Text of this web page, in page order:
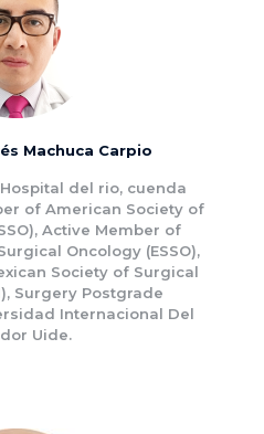
Machuca Carpio
del rio, cuenda
of American Society of
Active Member of
Oncology (ESSO),
Society of Surgical
Surgery Postgrade
Internacional Del
Uide.